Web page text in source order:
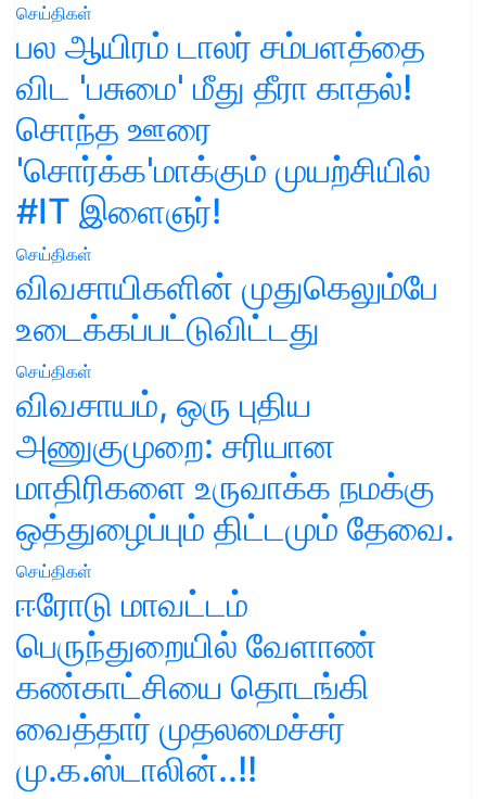
செய்திகள்
பல ஆயிரம் டாலர் சம்பளத்தை
விட 'பசுமை' மீது தீரா காதல்!
சொந்த ஊரை
'சொர்க்க'மாக்கும் முயற்சியில்
#IT இளைஞர்!
செய்திகள்
விவசாயிகளின் முதுகெலும்பே
உடைக்கப்பட்டுவிட்டது
செய்திகள்
விவசாயம், ஒரு புதிய
அணுகுமுறை: சரியான
மாதிரிகளை உருவாக்க நமக்கு
ஒத்துழைப்பும் திட்டமும் தேவை.
செய்திகள்
ஈரோடு மாவட்டம்
பெருந்துறையில் வேளாண்
கண்காட்சியை தொடங்கி
வைத்தார் முதலமைச்சர்
மு.க.ஸ்டாலின்..!!